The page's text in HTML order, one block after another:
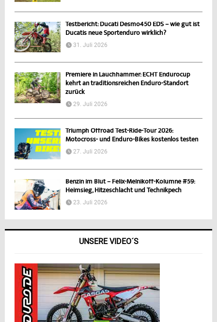
Testbericht: Ducati Desmo450 EDS – wie gut ist
Ducatis neue Sportenduro wirklich?
31. Juli 2026
Premiere in Lauchhammer: ECHT Endurocup
kehrt an traditionsreichen Enduro-Standort
zurück
29. Juli 2026
Triumph Offroad Test-Ride-Tour 2026:
Motocross- und Enduro-Bikes kostenlos testen
27. Juli 2026
Benzin im Blut – Felix-Melnikoff-Kolumne #59:
Heimsieg, Hitzeschlacht und Technikpech
23. Juli 2026
UNSERE VIDEO´S